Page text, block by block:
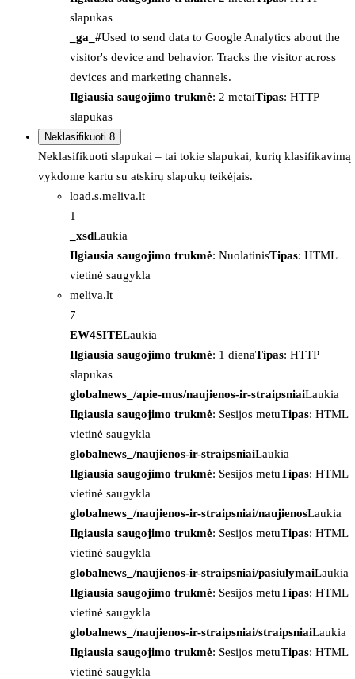
slapukas
_ga_#Used to send data to Google Analytics about the
visitor's device and behavior. Tracks the visitor across
devices and marketing channels.
Ilgiausia saugojimo trukmė: 2 metaiTipas: HTTP
slapukas
Neklasifikuoti 8
Neklasifikuoti slapukai – tai tokie slapukai, kurių klasifikavimą
vykdome kartu su atskirų slapukų teikėjais.
load.s.meliva.lt
1
_xsdLaukia
Ilgiausia saugojimo trukmė: NuolatinisTipas: HTML
vietinė saugykla
meliva.lt
7
EW4SITELaukia
Ilgiausia saugojimo trukmė: 1 dienaTipas: HTTP
slapukas
globalnews_/apie-mus/naujienos-ir-straipsniaiLaukia
Ilgiausia saugojimo trukmė: Sesijos metuTipas: HTML
vietinė saugykla
globalnews_/naujienos-ir-straipsniaiLaukia
Ilgiausia saugojimo trukmė: Sesijos metuTipas: HTML
vietinė saugykla
globalnews_/naujienos-ir-straipsniai/naujienosLaukia
Ilgiausia saugojimo trukmė: Sesijos metuTipas: HTML
vietinė saugykla
globalnews_/naujienos-ir-straipsniai/pasiulymaiLaukia
Ilgiausia saugojimo trukmė: Sesijos metuTipas: HTML
vietinė saugykla
globalnews_/naujienos-ir-straipsniai/straipsniaiLaukia
Ilgiausia saugojimo trukmė: Sesijos metuTipas: HTML
vietinė saugykla